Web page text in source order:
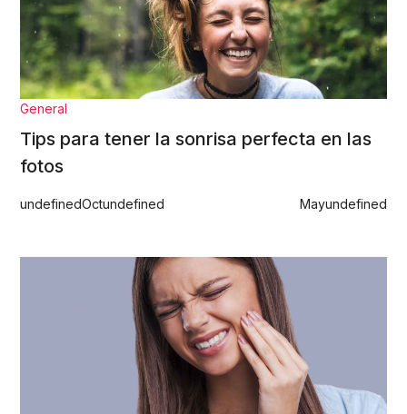
General
Tips para tener la sonrisa perfecta en las
fotos
undefinedOctundefined Mayundefined